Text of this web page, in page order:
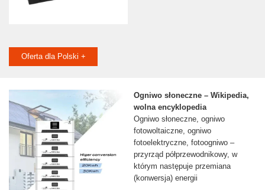
Oferta dla Polski +
Ogniwo słoneczne – Wikipedia,
wolna encyklopedia
Ogniwo słoneczne, ogniwo
fotowoltaiczne, ogniwo
fotoelektryczne, fotoogniwo –
przyrząd półprzewodnikowy, w
którym następuje przemiana
(konwersja) energii